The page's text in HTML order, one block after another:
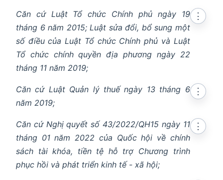
Căn cứ Luật Tổ chức Chính phủ ngày 19
tháng 6 năm 2015; Luật sửa đổi, bổ sung một
số điều của Luật Tổ chức Chính phủ và Luật
Tổ chức chính quyền địa phương ngày 22
tháng 11 năm 2019;
⋮
Căn cứ Luật Quản lý thuế ngày 13 tháng 6
năm 2019;
⋮
Căn cứ Nghị quyết số 43/2022/QH15 ngày 11
tháng 01 năm 2022 của Quốc hội về chính
sách tài khóa, tiền tệ hỗ trợ Chương trình
phục hồi và phát triển kinh tế - xã hội;
⋮